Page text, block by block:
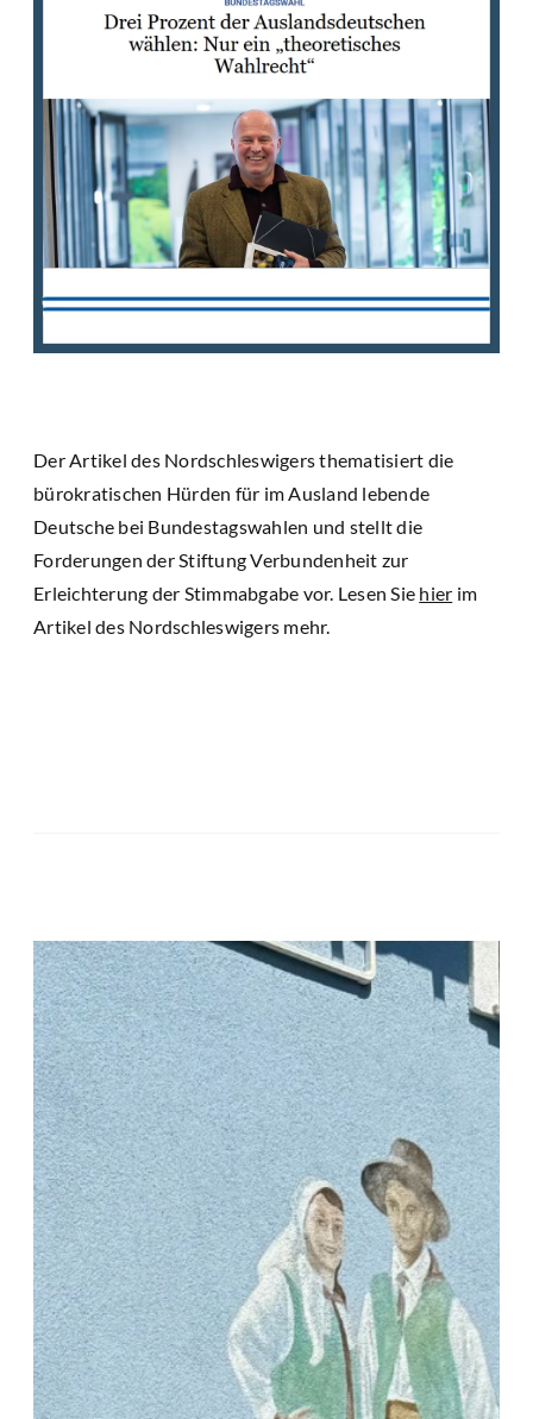
Der Artikel des Nordschleswigers thematisiert die
bürokratischen Hürden für im Ausland lebende
Deutsche bei Bundestagswahlen und stellt die
Forderungen der Stiftung Verbundenheit zur
Erleichterung der Stimmabgabe vor. Lesen Sie hier im
Artikel des Nordschleswigers mehr.